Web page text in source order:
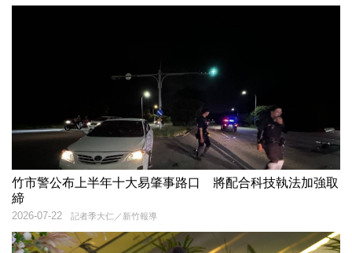
竹市警公布上半年十大易肇事路口 將配合科技執法加強取
締
記者季大仁／新竹報導
2026-07-22